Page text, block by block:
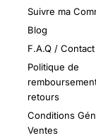
Suivre ma
Blog
F.A.Q / Contact
Politique de
retours
Conditions
Ventes